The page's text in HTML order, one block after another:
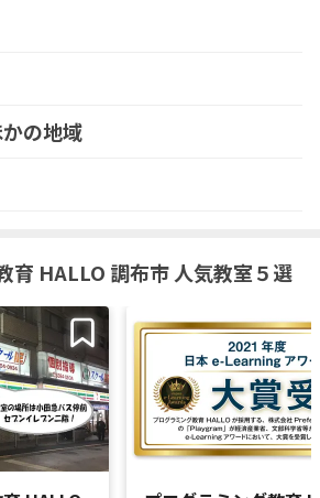
の地域
育 HALLO 調布市 人気教室５選